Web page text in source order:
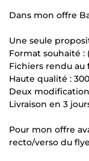
Dans mon offre
Une seule
Format souhaité :
Fichiers rendu au
Haute qualité :
Deux
Livraison en 3
Pour mon offre
recto/verso du